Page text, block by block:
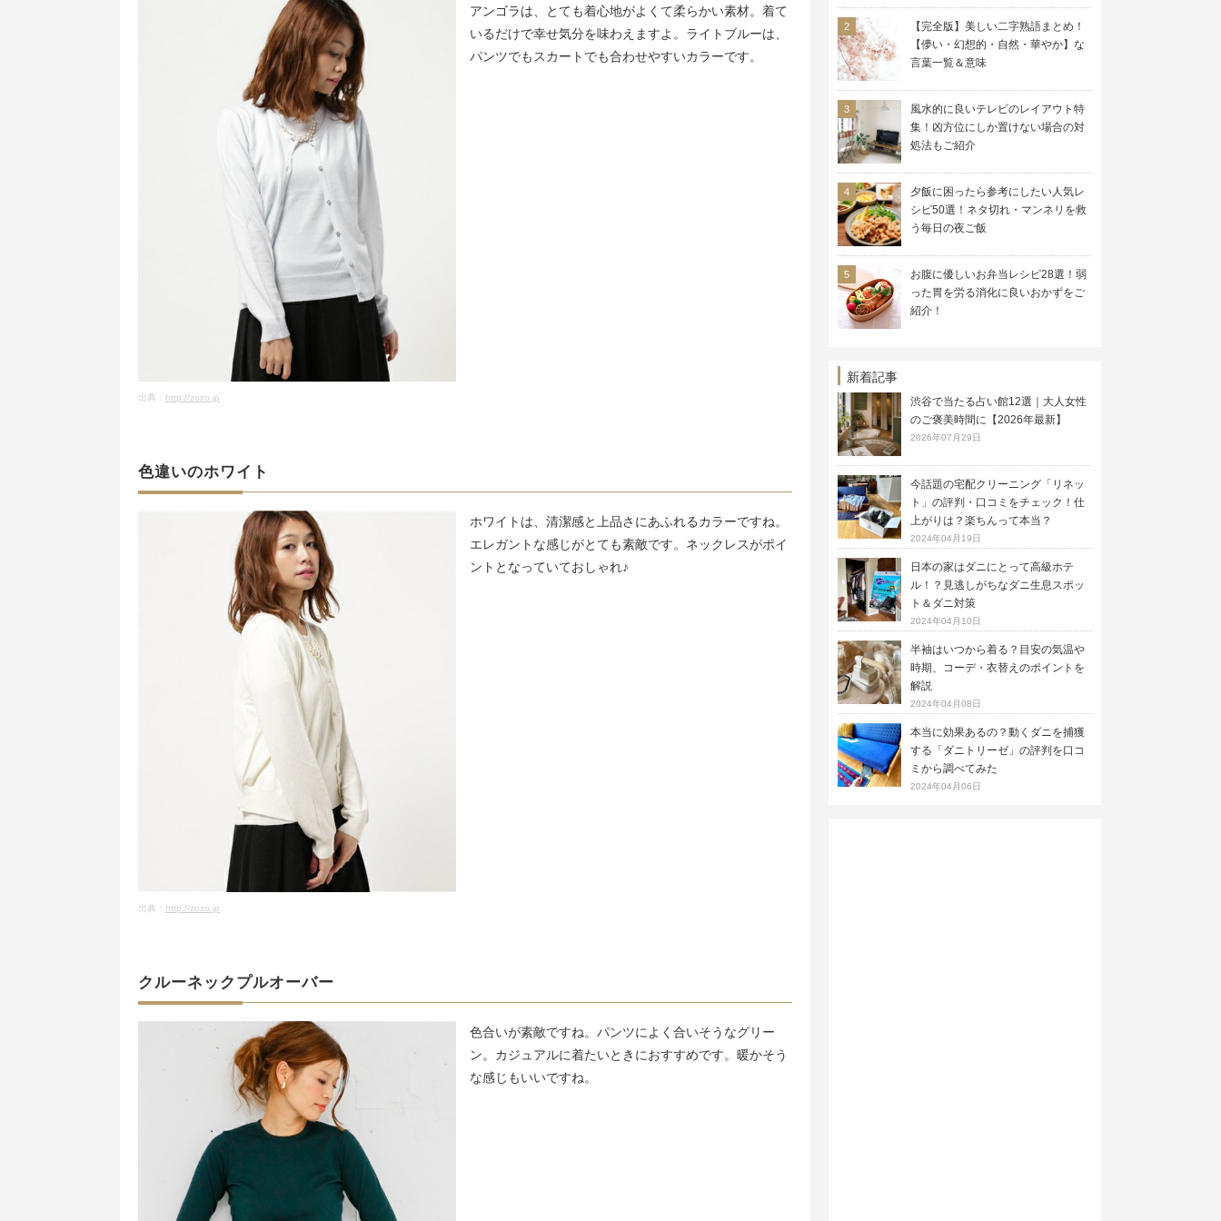
出典： http://zozo.jp
アンゴラは、とても着心地がよくて柔らかい素材。着て
いるだけで幸せ気分を味わえますよ。ライトブルーは、
パンツでもスカートでも合わせやすいカラーです。
色違いのホワイト
出典： http://zozo.jp
ホワイトは、清潔感と上品さにあふれるカラーですね。
エレガントな感じがとても素敵です。ネックレスがポイ
ントとなっていておしゃれ♪
クルーネックプルオーバー
色合いが素敵ですね。パンツによく合いそうなグリー
ン。カジュアルに着たいときにおすすめです。暖かそう
な感じもいいですね。
【完全版】美しい二字熟語まとめ！
【儚い・幻想的・自然・華やか】な
言葉一覧＆意味
風水的に良いテレビのレイアウト特
集！凶方位にしか置けない場合の対
処法もご紹介
夕飯に困ったら参考にしたい人気レ
シピ50選！ネタ切れ・マンネリを救
う毎日の夜ご飯
お腹に優しいお弁当レシピ28選！弱
った胃を労る消化に良いおかずをご
紹介！
新着記事
渋谷で当たる占い館12選｜大人女性
のご褒美時間に【2026年最新】
2026年07月29日
今話題の宅配クリーニング「リネッ
ト」の評判・口コミをチェック！仕
上がりは？楽ちんって本当？
2024年04月19日
日本の家はダニにとって高級ホテ
ル！？見逃しがちなダニ生息スポッ
ト＆ダニ対策
2024年04月10日
半袖はいつから着る？目安の気温や
時期、コーデ・衣替えのポイントを
解説
2024年04月08日
本当に効果あるの？動くダニを捕獲
する「ダニトリーゼ」の評判を口コ
ミから調べてみた
2024年04月06日